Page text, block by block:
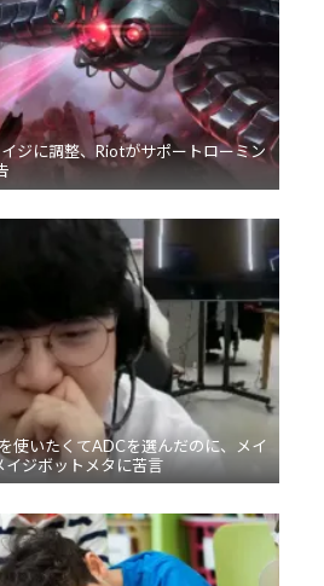
ジに調整、Riotがサポートローミン
使いたくてADCを選んだのに、メイ
ジボットメタに苦言